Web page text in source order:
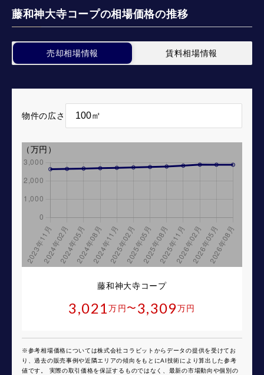
藤和神大寺コープの相場価格の推移
売却相場情報 賃料相場情報
物件の広さ
藤和神大寺コープ
3,021万円 〜 3,309万円
※参考相場価格については株式会社コラビットからデータの提供を受けてお
り、過去の販売事例や近隣エリアの傾向をもとにAI技術により算出した参考
値です。 実際の取引価格を保証するものではなく、最新の市場動向や個別の
（万円）